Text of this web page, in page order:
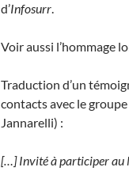
d’Infosurr.
Voir aussi l’hommage
Traduction d’un
contacts avec le
Jannarelli) :
[…] Invité à participer au